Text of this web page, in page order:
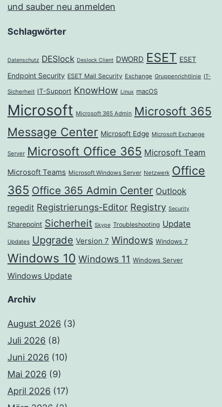
und sauber neu anmelden
Schlagwörter
Datenschutz DESlock Deslock Client DWORD ESET ESET
Endpoint Security ESET Mail Security Exchange Gruppenrichtlinie IT-
Sicherheit IT-Support KnowHow Linux macOS
Microsoft Microsoft 365 Admin Microsoft 365
Message Center Microsoft Edge Microsoft Exchange
Server Microsoft Office 365 Microsoft Team
Microsoft Teams Microsoft Windows Server Netzwerk Office
365 Office 365 Admin Center Outlook
regedit Registrierungs-Editor Registry Security
Sharepoint Sicherheit Skype Troubleshooting Update
Updates Upgrade Version 7 Windows Windows 7
Windows 10 Windows 11 Windows Server
Windows Update
Archiv
August 2026 (3)
Juli 2026 (8)
Juni 2026 (10)
Mai 2026 (9)
April 2026 (17)